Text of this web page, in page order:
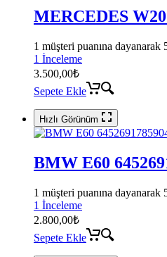
MERCEDES
1 müşteri puanına dayanarak
1 İnceleme
3.500,00₺
Sepete Ekle
Hızlı Görünüm
BMW E60
1 müşteri puanına dayanarak
1 İnceleme
2.800,00₺
Sepete Ekle